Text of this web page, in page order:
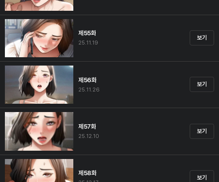
제55화
25.11.19
보기
제56화
25.11.26
보기
제57화
25.12.10
보기
제58화
보기